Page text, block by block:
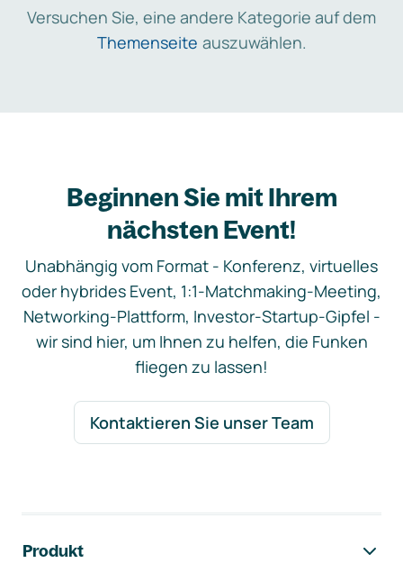
Versuchen Sie, eine andere Kategorie auf dem
Themenseite auszuwählen.
Beginnen Sie mit Ihrem
nächsten Event!
Unabhängig vom Format - Konferenz, virtuelles
oder hybrides Event, 1:1-Matchmaking-Meeting,
Networking-Plattform, Investor-Startup-Gipfel -
wir sind hier, um Ihnen zu helfen, die Funken
fliegen zu lassen!
Kontaktieren Sie unser Team
Produkt